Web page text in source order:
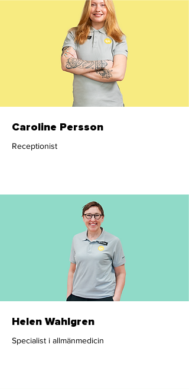
Caroline Persson
Receptionist
Helen Wahlgren
Specialist i allmänmedicin